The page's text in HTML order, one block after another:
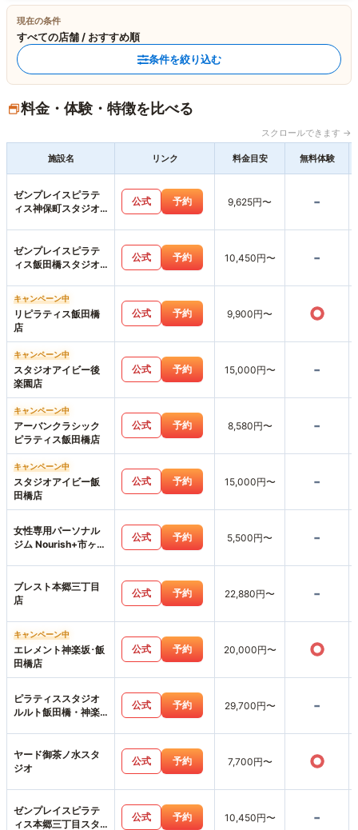
現在の条件
すべての店舗 / おすすめ順
条件を絞り込む
料金・体験・特徴を比べる
スクロールできます →
施設名 リンク 料金目安 無料体験
ゼンプレイスピラテ
ィス神保町スタジオ
公式 予約 9,625円〜 -
ゼンプレイスピラテ
ィス飯田橋スタジオ
公式 予約 10,450円〜 -
キャンペーン中
リピラティス飯田橋
店
公式 予約 9,900円〜 ○
キャンペーン中
スタジオアイビー後
楽園店
公式 予約 15,000円〜 -
キャンペーン中
アーバンクラシック
ピラティス飯田橋店
公式 予約 8,580円〜 -
キャンペーン中
スタジオアイビー飯
田橋店
公式 予約 15,000円〜 -
女性専用パーソナル
ジム Nourish+市ヶ谷
公式 予約 5,500円〜 -
ブレスト本郷三丁目
店
公式 予約 22,880円〜 -
キャンペーン中
エレメント神楽坂･飯
田橋店
公式 予約 20,000円〜 ○
ピラティススタジオ
ルルト飯田橋・神楽
公式 予約 29,700円〜 -
ヤード御茶ノ水スタ
ジオ
公式 予約 7,700円〜 ○
ゼンプレイスピラテ
ィス本郷三丁目スタ
公式 予約 10,450円〜 -